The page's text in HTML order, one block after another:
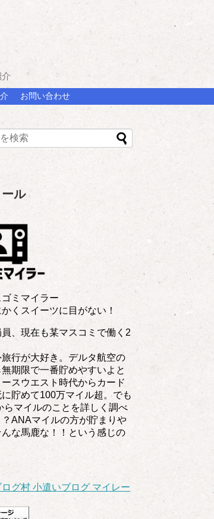
お問い合わせ
ル
ミマイラー
くスイーツに目がない！
、現在も某マスコミで働く2
行が大好き。デルタ航空の
期限で一番貯めやすいよと
スウエスト時代からカード
貯めて100万マイル超。でも
らマイルのことを詳しく調べ
ANAマイルの方が貯まりや
な馬鹿な！！という感じの